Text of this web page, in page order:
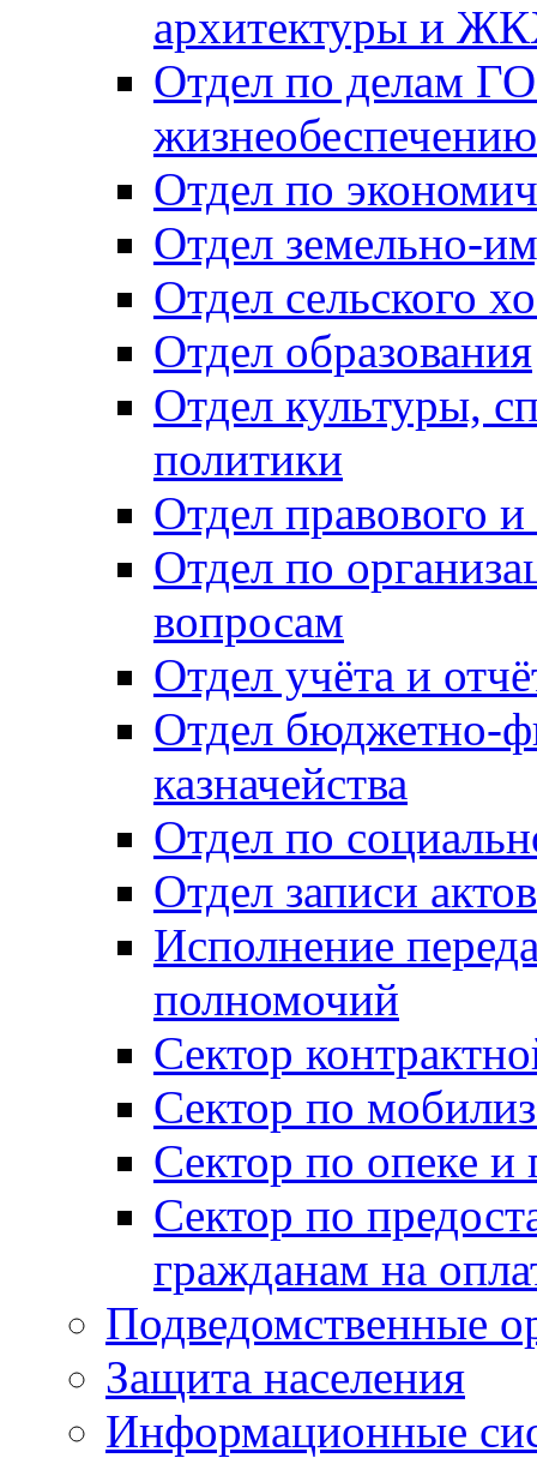
архитектуры и
Отдел по делам
Отдел по
Отдел земельно-
Отдел сельского
Отдел образования
Отдел культуры,
политики
Отдел правового
Отдел по
вопросам
Отдел учёта и
Отдел бюджетно-
казначейства
Отдел по
Отдел записи
Исполнение
полномочий
Сектор
Сектор по
Сектор по опеке и
Сектор по
гражданам на
Подведомственные
Защита населения
Информационные